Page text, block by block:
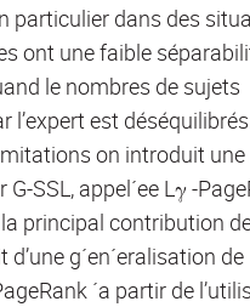
particulier dans des
ont une faible
le nombres de sujets
l’expert est
on introduit une
SSL, appel´ee Lγ -
principal contribution
d’une g´en´eralisation de
´a partir de